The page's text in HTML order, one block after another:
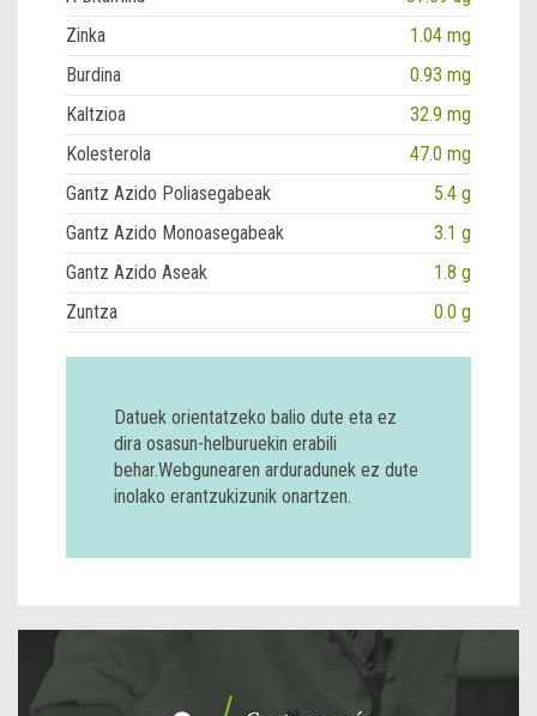
Zinka
1.04 mg
Burdina
0.93 mg
Kaltzioa
32.9 mg
Kolesterola
47.0 mg
Gantz Azido Poliasegabeak
5.4 g
Gantz Azido Monoasegabeak
3.1 g
Gantz Azido Aseak
1.8 g
Zuntza
0.0 g
Datuek orientatzeko balio dute eta ez
dira osasun-helburuekin erabili
behar.Webgunearen arduradunek ez dute
inolako erantzukizunik onartzen.